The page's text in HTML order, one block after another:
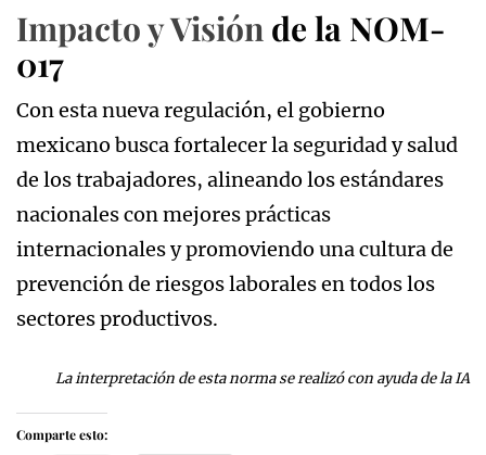
Impacto y Visión de la NOM-
017
Con esta nueva regulación, el gobierno
mexicano busca fortalecer la seguridad y salud
de los trabajadores, alineando los estándares
nacionales con mejores prácticas
internacionales y promoviendo una cultura de
prevención de riesgos laborales en todos los
sectores productivos.
La interpretación de esta norma se realizó con ayuda de la IA
Comparte esto: